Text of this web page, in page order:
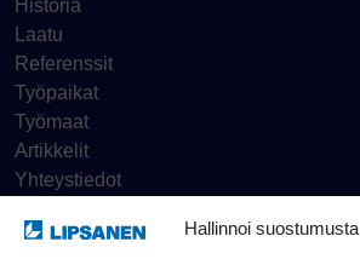
Hallinnoi suostumusta
Historia
Laatu
Referenssit
Työpaikat
Työmaat
Artikkelit
Yhteystiedot